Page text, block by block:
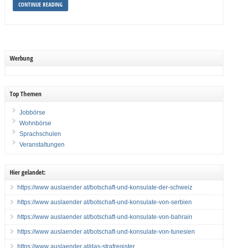
CONTINUE READING
Werbung
Top Themen
Jobbörse
Wohnbörse
Sprachschulen
Veranstaltungen
Hier gelandet:
https://www auslaender at/botschaft-und-konsulate-der-schweiz
https://www auslaender at/botschaft-und-konsulate-von-serbien
https://www auslaender at/botschaft-und-konsulate-von-bahrain
https://www auslaender at/botschaft-und-konsulate-von-tunesien
https://www auslaender at/das-strafregister